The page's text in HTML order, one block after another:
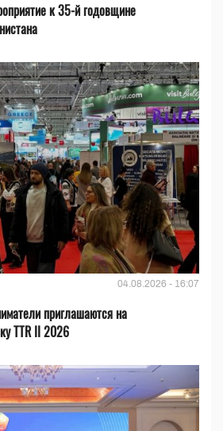
к 35-й годовщине
04.08.2026 - 16:07
приглашаются на
TTR II 2026